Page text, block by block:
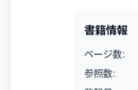
書籍情報
ページ数:
参照数: